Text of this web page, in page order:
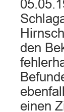
den
einen